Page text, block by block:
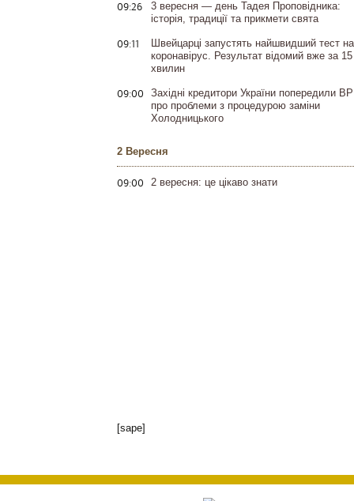
09:26
3 вересня — день Тадея Проповідника:
історія, традиції та прикмети свята
09:11
Швейцарці запустять найшвидший тест на
коронавірус. Результат відомий вже за 15
хвилин
09:00
Західні кредитори України попередили ВР
про проблеми з процедурою заміни
Холодницького
2 Вересня
09:00 2 вересня: це цікаво знати
[sape]